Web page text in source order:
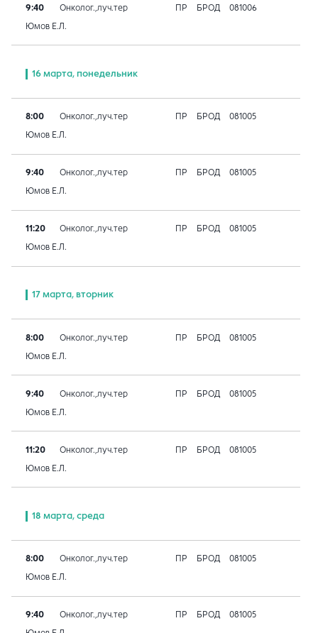
9:40 Онколог.,луч.тер ПР БРОД 081006
Юмов Е.Л.
16 марта, понедельник
8:00 Онколог.,луч.тер ПР БРОД 081005
Юмов Е.Л.
9:40 Онколог.,луч.тер ПР БРОД 081005
Юмов Е.Л.
11:20 Онколог.,луч.тер ПР БРОД 081005
Юмов Е.Л.
17 марта, вторник
8:00 Онколог.,луч.тер ПР БРОД 081005
Юмов Е.Л.
9:40 Онколог.,луч.тер ПР БРОД 081005
Юмов Е.Л.
11:20 Онколог.,луч.тер ПР БРОД 081005
Юмов Е.Л.
18 марта, среда
8:00 Онколог.,луч.тер ПР БРОД 081005
Юмов Е.Л.
9:40 Онколог.,луч.тер ПР БРОД 081005